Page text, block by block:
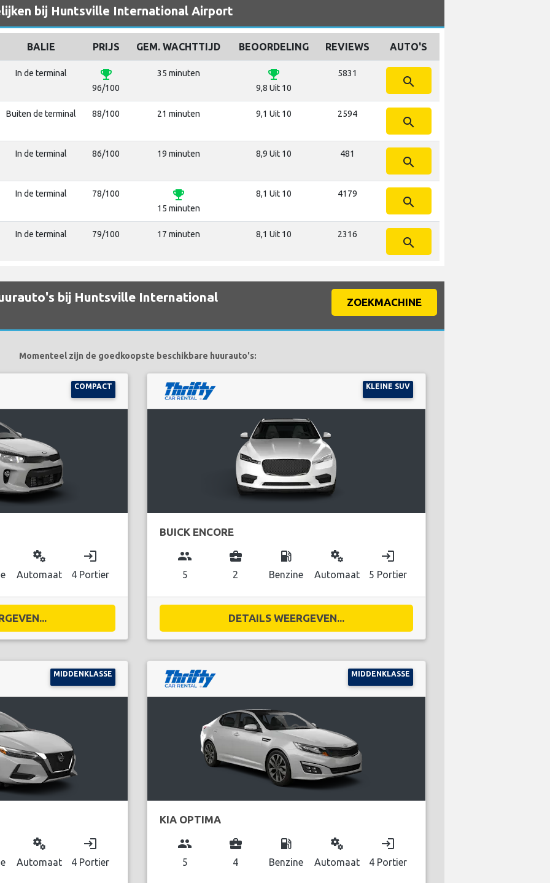
bij Huntsville International Airport
BALIE PRIJS GEM. WACHTTIJD BEOORDELING REVIEWS AUTO'S
In de terminal emoji_events
96/100
35 minuten emoji_events
9,8 Uit 10
5831
search
Buiten de terminal 88/100 21 minuten 9,1 Uit 10 2594
search
In de terminal 86/100 19 minuten 8,9 Uit 10 481
search
In de terminal 78/100 emoji_events
15 minuten
8,1 Uit 10 4179
search
In de terminal 79/100 17 minuten 8,1 Uit 10 2316
search
bij Huntsville International
ZOEKMACHINE
Momenteel zijn de goedkoopste beschikbare huurauto's:
COMPACT
miscellaneous_services
Automaat
login
4 Portier
KLEINE SUV
BUICK ENCORE
group
5
business_center
2
local_gas_station
Benzine
miscellaneous_services
Automaat
login
5 Portier
DETAILS WEERGEVEN...
MIDDENKLASSE
miscellaneous_services
Automaat
login
4 Portier
MIDDENKLASSE
KIA OPTIMA
group
5
business_center
4
local_gas_station
Benzine
miscellaneous_services
Automaat
login
4 Portier